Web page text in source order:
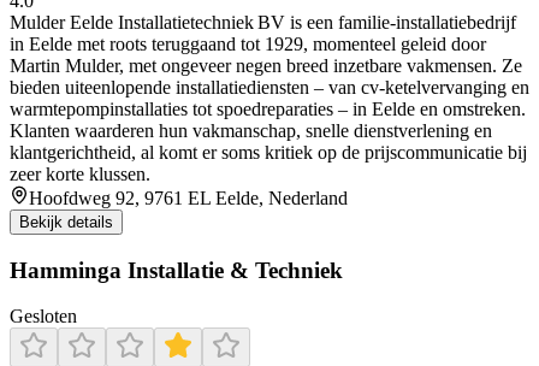
Mulder Eelde Installatietechniek BV is een familie‑installatiebedrijf
in Eelde met roots teruggaand tot 1929, momenteel geleid door
Martin Mulder, met ongeveer negen breed inzetbare vakmensen. Ze
bieden uiteenlopende installatiediensten – van cv‑ketelvervanging en
warmtepompinstallaties tot spoedreparaties – in Eelde en omstreken.
Klanten waarderen hun vakmanschap, snelle dienstverlening en
klantgerichtheid, al komt er soms kritiek op de prijscommunicatie bij
zeer korte klussen.
Hoofdweg 92, 9761 EL Eelde, Nederland
Bekijk details
Hamminga Installatie & Techniek
Gesloten